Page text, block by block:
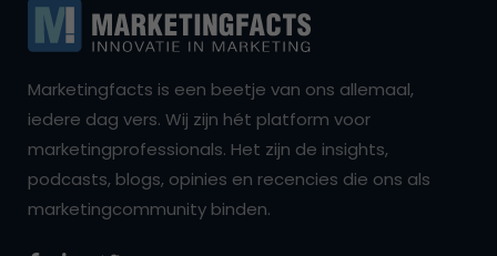
Marketingfacts is een beetje van ons allemaal,
iedere dag vers. Wij zijn hét platform voor
marketingprofessionals. Het zijn de insights,
podcasts, blogs, opinies en recencies die ons als
marketingcommunity binden.